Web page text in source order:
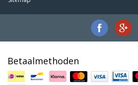
Betaalmethoden